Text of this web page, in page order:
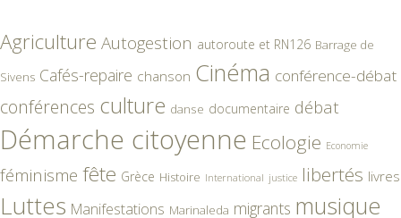
Agriculture Autogestion autoroute et RN126 Barrage de
Sivens Cafés-repaire chanson Cinéma conférence-débat
conférences culture danse documentaire débat
Démarche citoyenne Ecologie Economie
féminisme fête Grèce Histoire International justice libertés livres
Luttes Manifestations Marinaleda migrants musique